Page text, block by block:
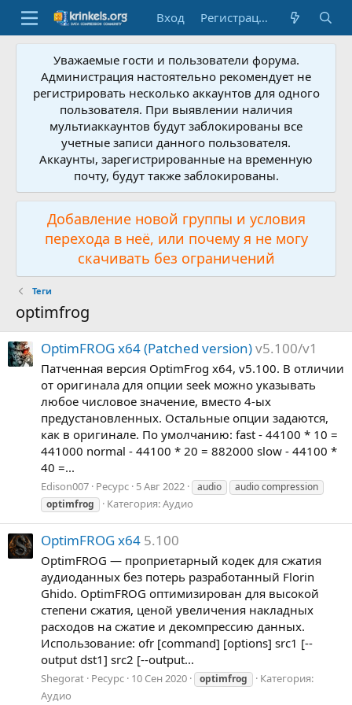
Вход Регистрация
Уважаемые гости и пользователи форума.
Администрация настоятельно рекомендует не
регистрировать несколько аккаунтов для одного
пользователя. При выявлении наличия
мультиаккаунтов будут заблокированы все
учетные записи данного пользователя.
Аккаунты, зарегистрированные на временную
почту, будут также заблокированы.
Добавление новой группы и условия
перехода в неё, или почему я не могу
скачивать без ограничений
Теги
optimfrog
OptimFROG x64 (Patched version)v5.100/v1
Патченная версия OptimFrog x64, v5.100. В отличии
от оригинала для опции seek можно указывать
любое числовое значение, вместо 4-ых
предустановленных. Остальные опции задаются,
как в оригинале. По умолчанию: fast - 44100 * 10 =
441000 normal - 44100 * 20 = 882000 slow - 44100 *
40 =...
Edison007 Ресурс 5 Авг 2022 audio
audio compression
optimfrog
Категория:Аудио
OptimFROG x64 5.100
OptimFROG — проприетарный кодек для сжатия
аудиоданных без потерь разработанный Florin
Ghido. OptimFROG оптимизирован для высокой
степени сжатия, ценой увеличения накладных
расходов на сжатие и декомпрессию данных.
Использование: ofr [command] [options] src1 [--
output dst1] src2 [--output...
Shegorat Ресурс 10 Сен 2020 optimfrog
Категория:
Аудио